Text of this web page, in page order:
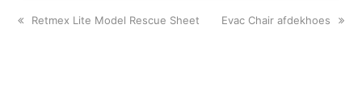
previous
Retmex Lite Model Rescue Sheet
next
Evac Chair afdekhoes